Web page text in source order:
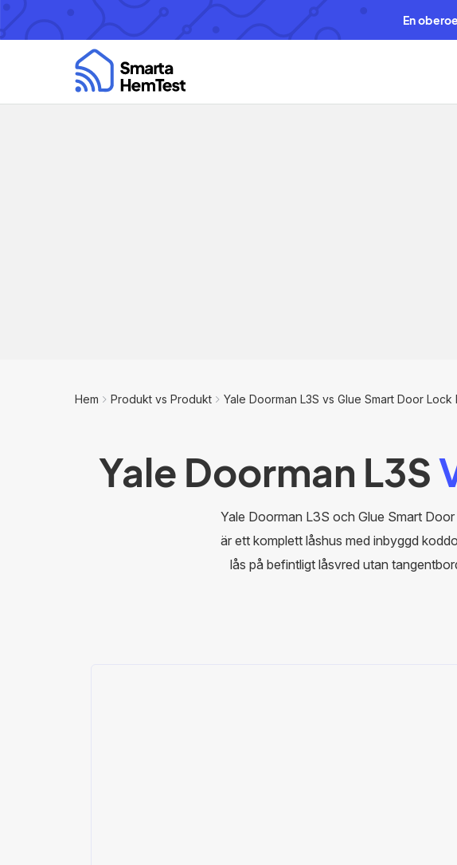
En
Hem Produkt vs Produkt Yale Doorman L3S vs Glue Smart Door Lock
Yale Doorman L3S
Yale Doorman L3S och Glue Smart
är ett komplett låshus med inbyggd
lås på befintligt låsvred utan